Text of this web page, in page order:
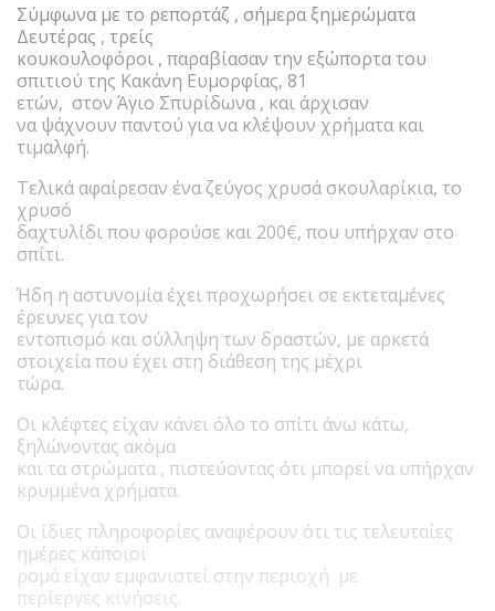
Σύμφωνα με το ρεπορτάζ , σήμερα ξημερώματα
Δευτέρας , τρείς
κουκουλοφόροι , παραβίασαν την εξώπορτα του
σπιτιού της Κακάνη Ευμορφίας, 81
ετών, στον Άγιο Σπυρίδωνα , και άρχισαν
να ψάχνουν παντού για να κλέψουν χρήματα και
τιμαλφή.
Τελικά αφαίρεσαν ένα ζεύγος χρυσά σκουλαρίκια, το
χρυσό
δαχτυλίδι που φορούσε και 200€, που υπήρχαν στο
σπίτι.
Ήδη η αστυνομία έχει προχωρήσει σε εκτεταμένες
έρευνες για τον
εντοπισμό και σύλληψη των δραστών, με αρκετά
στοιχεία που έχει στη διάθεση της μέχρι
τώρα.
Οι κλέφτες είχαν κάνει όλο το σπίτι άνω κάτω,
ξηλώνοντας ακόμα
και τα στρώματα , πιστεύοντας ότι μπορεί να υπήρχαν
κρυμμένα χρήματα.
Οι ίδιες πληροφορίες αναφέρουν ότι τις τελευταίες
ημέρες κάποιοι
ρομά είχαν εμφανιστεί στην περιοχή με
περίεργες κινήσεις.